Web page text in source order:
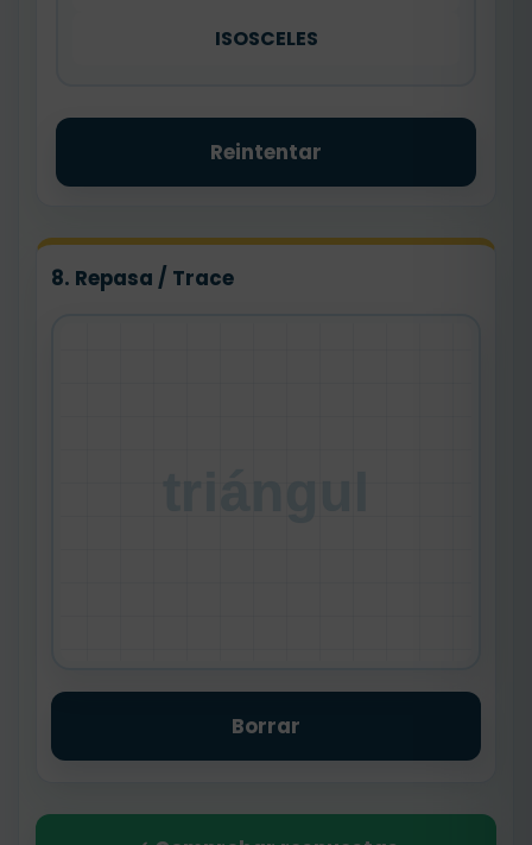
ISOSCELES
Reintentar
8. Repasa / Trace
Borrar